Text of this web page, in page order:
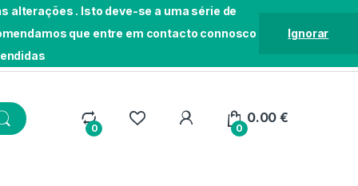
alterações . Isto deve-se a uma série de
que entre em contacto connosco
Ignorar
0 0
0.00€